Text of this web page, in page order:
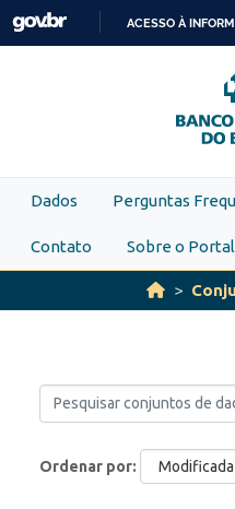
Skip to main content
ACESSO À
Dados Perguntas
Contato Sobre o Portal
Ordenar por